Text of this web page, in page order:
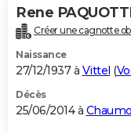
Rene
Créer une cagnotte
Naissance
27/12/1937 à Vittel (
Décès
25/06/2014 à